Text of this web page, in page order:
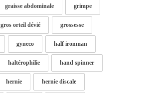
graisse abdominale grimpe
gros orteil dévié grossesse
gyneco half ironman
haltérophilie hand spinner
hernie hernie discale